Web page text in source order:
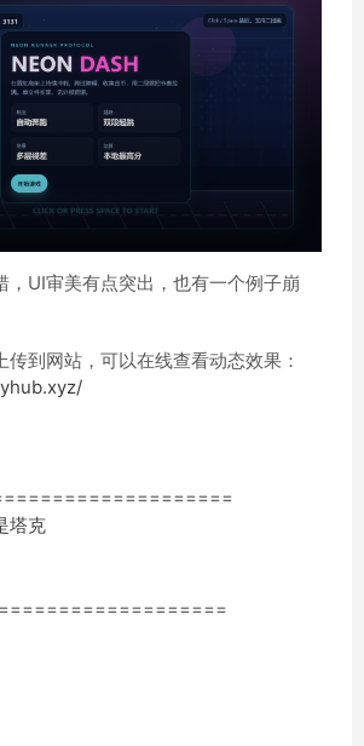
，UI审美有点突出，也有一个例子崩
传到网站，可以在线查看动态效果：
塔克